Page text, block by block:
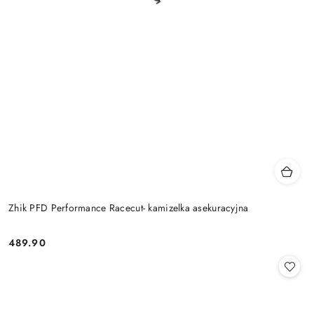
Zhik PFD Performance Racecut- kamizelka asekuracyjna
Cena:
489.90